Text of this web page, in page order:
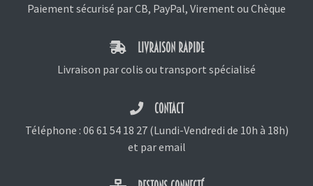
Paiement sécurisé par CB, PayPal, Virement ou Chèque
LIVRAISON RAPIDE
Livraison par colis ou transport spécialisé
CONTACT
Téléphone : 06 61 54 18 27(Lundi-Vendredi de 10h à 18h)
et par email